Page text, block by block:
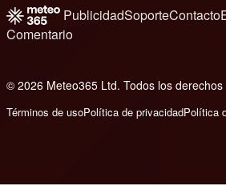
PublicidadSoporteContacto
Comentario
© 2026 Meteo365 Ltd. Todos los
Términos de usoPolítica de privacidadPolítica